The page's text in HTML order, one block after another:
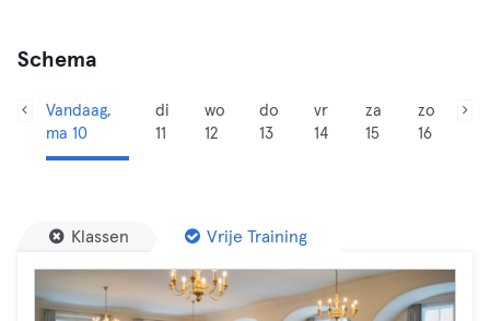
Schema
Vandaag,
ma 10
di
11
wo
12
do
13
vr
14
za
15
zo
16
Klassen Vrije Training